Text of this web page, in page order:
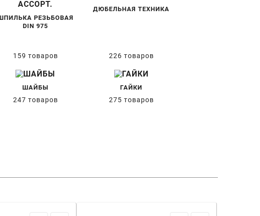
РЕЗЬБОВАЯ
DIN 975
159 товаров
ДЮБЕЛЬНАЯ ТЕХНИКА
226 товаров
ШАЙБЫ
247 товаров
ГАЙКИ
275 товаров